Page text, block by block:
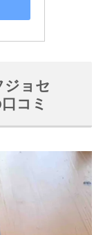
ョセ
コミ